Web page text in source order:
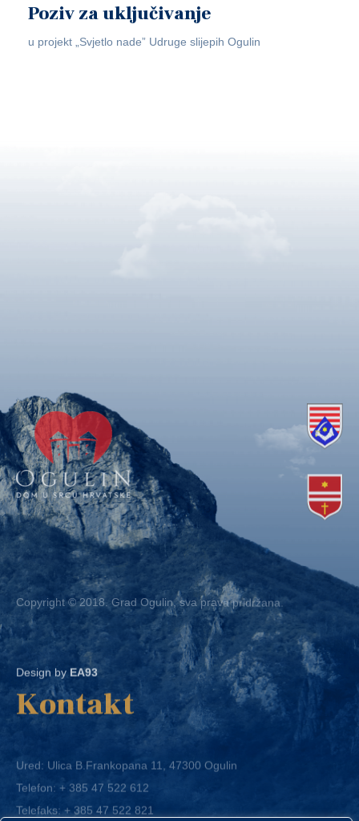
Poziv za uključivanje
u projekt „Svjetlo nade” Udruge slijepih Ogulin
Copyright © 2018. Grad Ogulin, sva prava pridržana.
Design by EA93
Kontakt
Ured: Ulica B.Frankopana 11, 47300 Ogulin
Telefon:+ 385 47 522 612
Telefaks: + 385 47 522 821
E-mail:grad-ogulin@ogulin.hr